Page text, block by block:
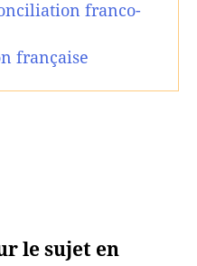
franco-
française
le sujet en